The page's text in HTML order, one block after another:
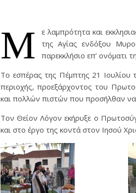
Μ
ε λαμπρότητα και
της Αγίας ενδόξου
παρεκκλήσιο επ’ ονόματι
Το εσπέρας της Πέμπτης 21 Ιουλίου
περιοχής, προεξάρχοντος του
και πολλών πιστών που προσήλθαν να
Τον Θείον Λόγον εκήρυξε ο
και στο έργο της κοντά στον Ιησού